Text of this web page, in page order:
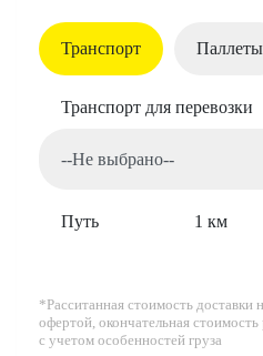
Транспорт Паллеты
Транспорт для перевозки
Путь 1 км
*Расситанная стоимость доставки
офертой, окончательная
с учетом особенностей груза